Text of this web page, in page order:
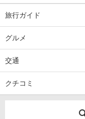
旅行ガイド
グルメ
交通
クチコミ